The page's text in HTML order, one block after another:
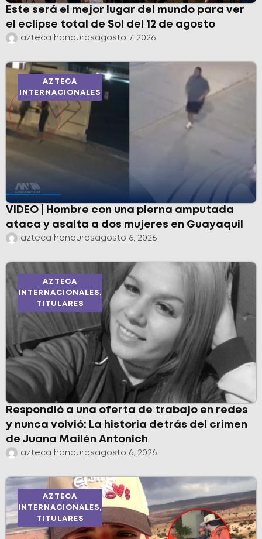
Este será el mejor lugar del mundo para ver
el eclipse total de Sol del 12 de agosto
azteca hondurasagosto 7, 2026
AZTECA
INTERNACIONALES
VIDEO | Hombre con una pierna amputada
ataca y asalta a dos mujeres en Guayaquil
azteca hondurasagosto 6, 2026
AZTECA
INTERNACIONALES,
TITULARES
Respondió a una oferta de trabajo en redes
y nunca volvió: La historia detrás del crimen
de Juana Mailén Antonich
azteca hondurasagosto 6, 2026
AZTECA
INTERNACIONALES,
TITULARES